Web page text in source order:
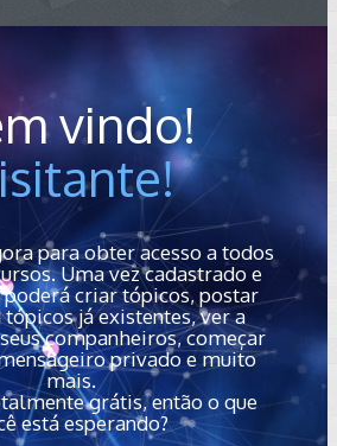
vindo!
para obter acesso a todos
Uma vez cadastrado e
poderá criar tópicos, postar
tópicos já existentes, ver a
companheiros, começar
privado e muito
mais.
grátis, então o que
está esperando?